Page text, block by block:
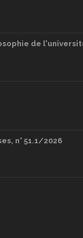
de
n° 51.1/2026